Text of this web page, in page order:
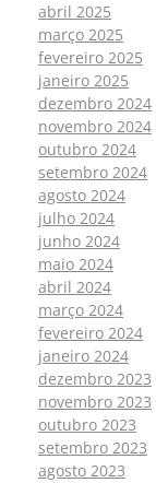
abril 2025
março 2025
fevereiro 2025
janeiro 2025
dezembro 2024
novembro 2024
outubro 2024
setembro 2024
agosto 2024
julho 2024
junho 2024
maio 2024
abril 2024
março 2024
fevereiro 2024
janeiro 2024
dezembro 2023
novembro 2023
outubro 2023
setembro 2023
agosto 2023